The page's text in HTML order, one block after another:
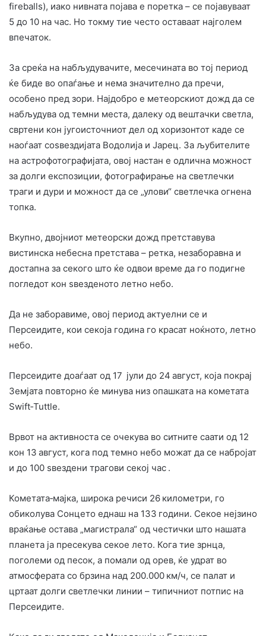
fireballs), иако нивната појава е поретка – се појавуваат
5 до 10 на час. Но токму тие често оставаат најголем
впечаток.
За среќа на набљудувачите, месечината во тој период
ќе биде во опаѓање и нема значително да пречи,
особено пред зори. Најдобро е метеорскиот дожд да се
набљудува од темни места, далеку од вештачки светла,
свртени кон југоисточниот дел од хоризонтот каде се
наоѓаат соѕвездијата Водолија и Јарец. За љубителите
на астрофотографијата, овој настан е одлична можност
за долги експозиции, фотографирање на светлечки
траги и дури и можност да се „улови“ светлечка огнена
топка.
Вкупно, двојниот метеорски дожд претставува
вистинска небесна претстава – ретка, незаборавна и
достапна за секого што ќе одвои време да го подигне
погледот кон ѕвезденото летно небо.
Да не заборавиме, овој период актуелни се и
Персеидите, кои секоја година го красат ноќното, летно
небо.
Персеидите доаѓаат од 17 јули до 24 август, која покрај
Земјата повторно ќе минува низ опашката на кометата
Swift‑Tuttle.
Врвот на активноста се очекува во ситните саати од 12
кон 13 август, кога под темно небо можат да се набројат
и до 100 ѕвездени трагови секој час .
Кометата‑мајка, широка речиси 26 километри, го
обиколува Сонцето еднаш на 133 години. Секое нејзино
враќање остава „магистрала“ од честички што нашата
планета ја пресекува секое лето. Кога тие зрнца,
поголеми од песок, а помали од орев, ќе удрат во
атмосферата со брзина над 200.000 км/ч, се палат и
цртаат долги светлечки линии – типичниот потпис на
Персеидите.